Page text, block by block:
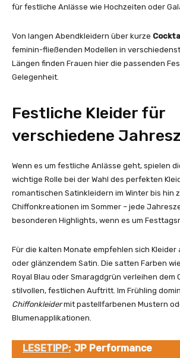
für festliche Anlässe wie Hochzeiten oder
Von langen Abendkleidern über kurze
feminin-fließenden Modellen in
Längen finden Frauen hier die passenden
Gelegenheit.
Festliche Kleider für
verschiedene
Wenn es um festliche Anlässe geht, spielen
wichtige Rolle bei der Wahl des perfekten
romantischen Satinkleidern im Winter bis hin
Chiffonkreationen im Sommer – jede
besonderen Highlights, wenn es um
Für die kalten Monate empfehlen sich Kleider
oder glänzendem Satin. Die satten Farben wie
Royal Blau oder Smaragdgrün verleihen dem
stilvollen, festlichen Auftritt. Im Frühling
Chiffonkleidermit pastellfarbenen Mustern
Blumenapplikationen.
LESETIPP: JP Performance